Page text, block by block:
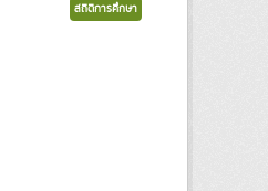
สถิติการศึกษา